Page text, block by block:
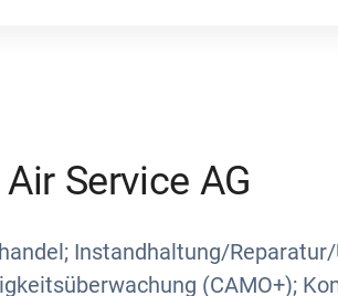
Service AG
Instandhaltung/
(CAMO+);